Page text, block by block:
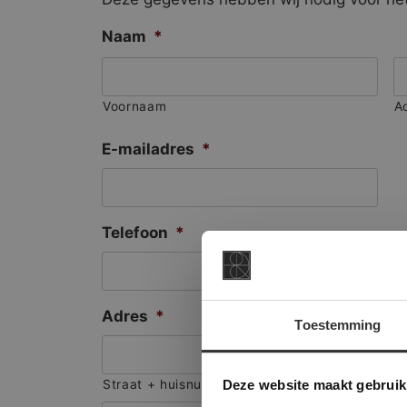
Toestemming
Deze website maakt
Naam *
Voornaam
E-mailadres *
Telefoon *
Adres *
Straat + huisnummer
Deze
onze